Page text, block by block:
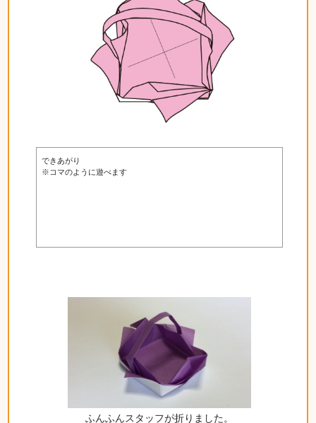
できあがり
※コマのように遊べます
ふんふんスタッフが折りました。